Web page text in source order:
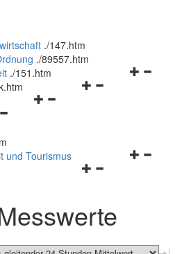
./147.htm
./89557.htm
Navigationsmenü
./151.htm
Navigationsmenü
Navigationsmenü
schließen
und Tourismus